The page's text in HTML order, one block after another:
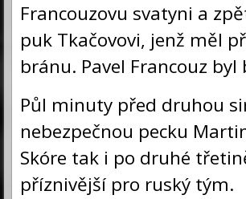
Francouzovu svatyni a
puk Tkačovovi, jenž měl
bránu. Pavel Francouz
Půl minuty před druhou
nebezpečnou pecku
Skóre tak i po druhé
příznivější pro ruský tým.